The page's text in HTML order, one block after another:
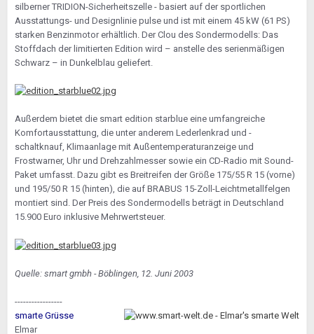
silberner TRIDION-Sicherheitszelle - basiert auf der sportlichen
Ausstattungs- und Designlinie pulse und ist mit einem 45 kW (61 PS)
starken Benzinmotor erhältlich. Der Clou des Sondermodells: Das
Stoffdach der limitierten Edition wird – anstelle des serienmäßigen
Schwarz – in Dunkelblau geliefert.
Außerdem bietet die smart edition starblue eine umfangreiche
Komfortausstattung, die unter anderem Lederlenkrad und -
schaltknauf, Klimaanlage mit Außentemperaturanzeige und
Frostwarner, Uhr und Drehzahlmesser sowie ein CD-Radio mit Sound-
Paket umfasst. Dazu gibt es Breitreifen der Größe 175/55 R 15 (vorne)
und 195/50 R 15 (hinten), die auf BRABUS 15-Zoll-Leichtmetallfelgen
montiert sind. Der Preis des Sondermodells beträgt in Deutschland
15.900 Euro inklusive Mehrwertsteuer.
Quelle: smart gmbh - Böblingen, 12. Juni 2003
-----------------
smarte Grüsse
Elmar